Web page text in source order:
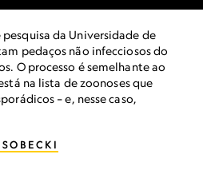
da Universidade de
pedaços não infecciosos do
O processo é semelhante ao
na lista de zoonoses que
– e, nesse caso,